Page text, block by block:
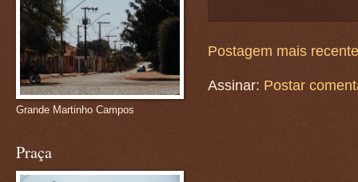
Postagem mais recente
Assinar: Postar
Grande Martinho Campos
Praça